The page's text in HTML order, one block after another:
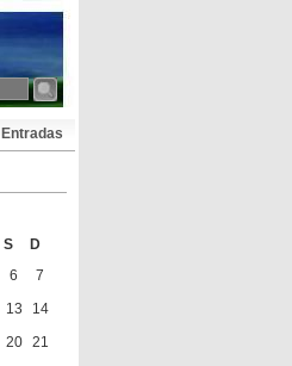
Entradas
S
D
6
7
13
14
20
21